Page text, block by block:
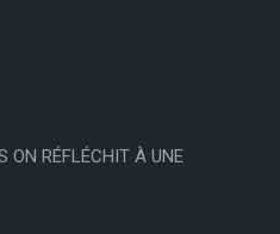
ON RÉFLÉCHIT À UNE